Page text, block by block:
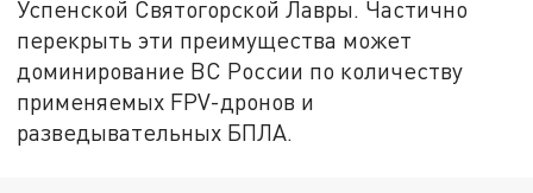
Успенской Святогорской Лавры. Частично
перекрыть эти преимущества может
доминирование ВС России по количеству
применяемых FPV-дронов и
разведывательных БПЛА.